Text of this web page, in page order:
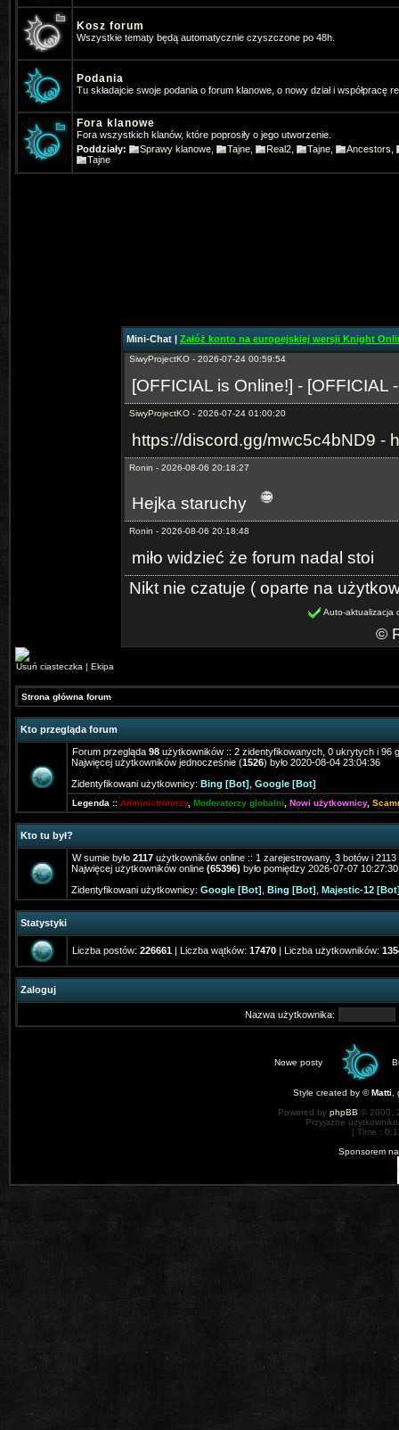
Kosz forum
Wszystkie tematy będą automatycznie czyszczone po 48h.
Podania
Tu składajcie swoje podania o forum klanowe, o nowy dział i współpracę
Fora klanowe
Fora wszystkich klanów, które poprosiły o jego utworzenie.
Poddziały:
Sprawy klanowe Tajne Real2 Tajne Ancestors
Tajne
Mini-Chat | Załóż konto na europejskiej wersji Knight
Www.mykomobile.com
SiwyProjectKO- 2026-03-14 01:51:46
https://prime-myko.com/-
Vey- 2026-06-08 08:47:27
⭐OhaGaming.com v1534 ✅NEW
19.06.2026
SiwyProjectKO- 2026-06-29 02:14:24
[Prime-MYKO] - [New Server The
SiwyProjectKO- 2026-07-24 00:59:54
[OFFICIAL is Online!] - [OFFICIAL
SiwyProjectKO- 2026-07-24 01:00:20
https://discord.gg/mwc5c4bND9 -
Ronin - 2026-08-06 20:18:27
Hejka staruchy
Ronin - 2026-08-06 20:18:48
miło widzieć że forum nadal stoi
Nikt nie czatuje ( oparte na
Auto-aktualizacja
©
Usuń ciasteczka | Ekipa
Strona główna forum
Kto przegląda forum
Forum przegląda 98 użytkowników :: 2 zidentyfikowanych, 0 ukrytych i 96
Najwięcej użytkowników jednocześnie (1526) było 2020-08-04 23:04:36
Zidentyfikowani użytkownicy: Bing [Bot] Google [Bot]
Legenda :: Administratorzy, Moderatorzy globalni Nowi użytkownicy,
Kto tu był?
W sumie było 2117 użytkowników online :: 1 zarejestrowany, 3 botów i
Najwięcej użytkowników online (65396) było pomiędzy 2026-07-07
Zidentyfikowani użytkownicy: Google [Bot] Bing [Bot] Majestic-12
Statystyki
Liczba postów: 226661 | Liczba wątków: 17470 | Liczba użytkowników:
Zaloguj
Nazwa użytkownika:
Nowe posty
Style created by ©Matti
Powered by phpBB © 2000,
Przyjazne
[ Time :
Sponsorem